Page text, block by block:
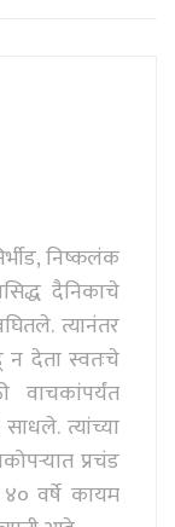
निष्कलंक
दैनिकाचे
त्यानंतर
देता स्वतःचे
वाचकांपर्यंत
त्यांच्या
प्रचंड
वर्षे कायम